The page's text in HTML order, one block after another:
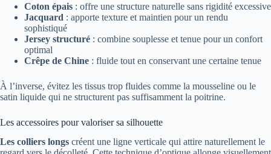
Coton épais : offre une structure naturelle sans rigidité excessive
Jacquard : apporte texture et maintien pour un rendu
sophistiqué
Jersey structuré : combine souplesse et tenue pour un confort
optimal
Crêpe de Chine : fluide tout en conservant une certaine tenue
À l’inverse, évitez les tissus trop fluides comme la mousseline ou le
satin liquide qui ne structurent pas suffisamment la poitrine.
Les accessoires pour valoriser sa silhouette
Les colliers longs créent une ligne verticale qui attire naturellement le